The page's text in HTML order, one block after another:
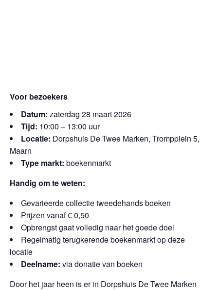
Voor bezoekers
Datum: zaterdag 28 maart 2026
Tijd: 10:00 – 13:00 uur
Locatie: Dorpshuis De Twee Marken, Trompplein 5,
Maarn
Type markt: boekenmarkt
Handig om te weten:
Gevarieerde collectie tweedehands boeken
Prijzen vanaf € 0,50
Opbrengst gaat volledig naar het goede doel
Regelmatig terugkerende boekenmarkt op deze
locatie
Deelname: via donatie van boeken
Door het jaar heen is er in Dorpshuis De Twee Marken